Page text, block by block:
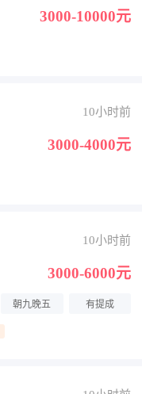
3000-10000元
10小时前
3000-4000元
10小时前
3000-6000元
朝九晚五 有提成